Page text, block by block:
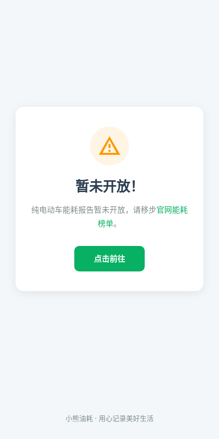
暂未开放！
纯电动车能耗报告暂未开放，请移步官网能耗
榜单。
点击前往
小熊油耗 · 用心记录美好生活